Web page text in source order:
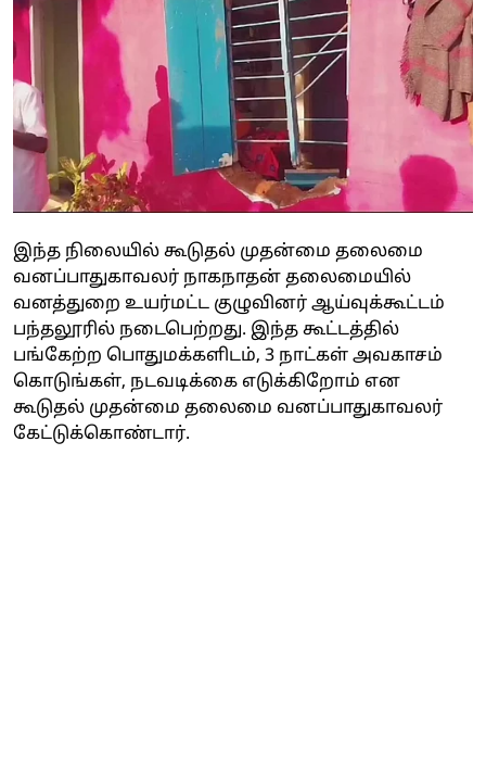
இந்த நிலையில் கூடுதல் முதன்மை தலைமை
வனப்பாதுகாவலர் நாகநாதன் தலைமையில்
வனத்துறை உயர்மட்ட குழுவினர் ஆய்வுக்கூட்டம்
பந்தலூரில் நடைபெற்றது. இந்த கூட்டத்தில்
பங்கேற்ற பொதுமக்களிடம், 3 நாட்கள் அவகாசம்
கொடுங்கள், நடவடிக்கை எடுக்கிறோம் என
கூடுதல் முதன்மை தலைமை வனப்பாதுகாவலர்
கேட்டுக்கொண்டார்.